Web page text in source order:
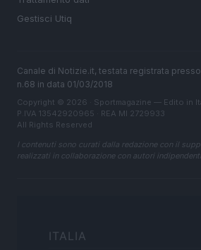
Gestisci Utiq
Canale di Notizie.it, testata registrata
n.68 in data 01/03/2018
Copyright © 2026 · Sportmagazine — Edito in
P.IVA 13542920965 · REA MI 2729933
All Rights Reserved
I contenuti sono curati dalla redazione con il
realizzati in collaborazione con autori
ITALIA